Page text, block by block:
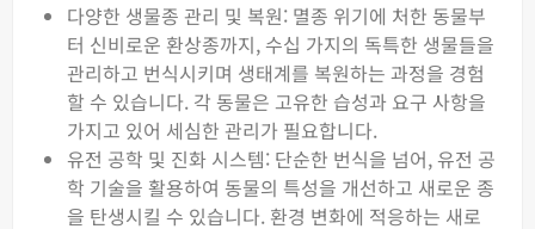
다양한 생물종 관리 및 복원: 멸종 위기에 처한 동물부
터 신비로운 환상종까지, 수십 가지의 독특한 생물들을
관리하고 번식시키며 생태계를 복원하는 과정을 경험
할 수 있습니다. 각 동물은 고유한 습성과 요구 사항을
가지고 있어 세심한 관리가 필요합니다.
유전 공학 및 진화 시스템: 단순한 번식을 넘어, 유전 공
학 기술을 활용하여 동물의 특성을 개선하고 새로운 종
을 탄생시킬 수 있습니다. 환경 변화에 적응하는 새로